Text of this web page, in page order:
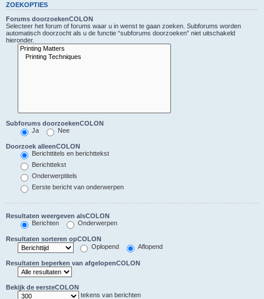
ZOEKOPTIES
Forums doorzoekenCOLON
Selecteer het forum of forums waar u in wenst te gaan zoeken. Subforums worden
automatisch doorzocht als u de functie “subforums doorzoeken” niet uitschakeld
hieronder.
Subforums doorzoekenCOLON
Ja
Nee
Doorzoek alleenCOLON
Berichttitels en berichttekst
Berichttekst
Onderwerptitels
Eerste bericht van onderwerpen
Resultaten weergeven alsCOLON
Berichten
Onderwerpen
Resultaten sorteren opCOLON
Oplopend
Aflopend
Resultaten beperken van afgelopenCOLON
Bekijk de eersteCOLON
tekens van berichten